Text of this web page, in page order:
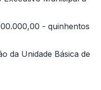
- quinhentos
da Unidade Básica de